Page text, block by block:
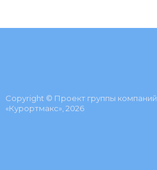
Copyright © Проект группы компаний
«Курортмакс», 2026